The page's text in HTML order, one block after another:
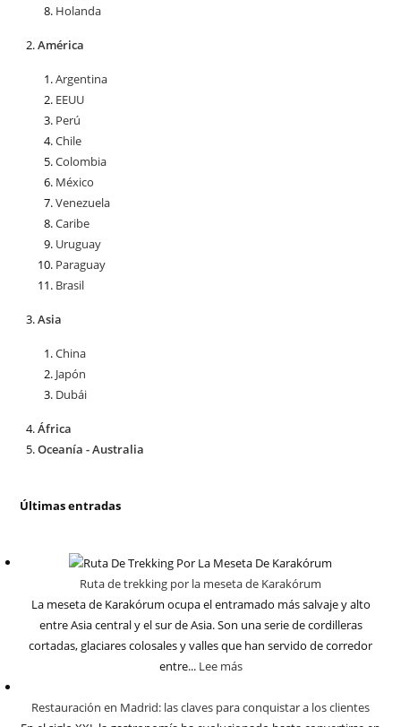
Holanda
América
Argentina
EEUU
Perú
Chile
Colombia
México
Venezuela
Caribe
Uruguay
Paraguay
Brasil
Asia
China
Japón
Dubái
África
Oceanía - Australia
Últimas entradas
Ruta de trekking por la meseta de Karakórum
La meseta de Karakórum ocupa el entramado más salvaje y alto
entre Asia central y el sur de Asia. Son una serie de cordilleras
cortadas, glaciares colosales y valles que han servido de corredor
entre... Lee más
Restauración en Madrid: las claves para conquistar a los clientes